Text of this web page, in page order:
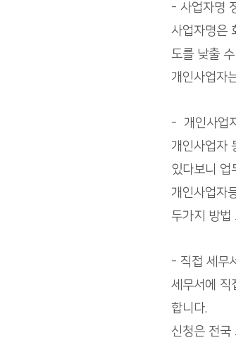
- 사업자명
사업자명은
도를 낮출
개인사업자
- 개인사업
개인사업자
있다보니 업
개인사업자
두가지 방법
- 직접 세무
세무서에 직
합니다.
신청은 전국